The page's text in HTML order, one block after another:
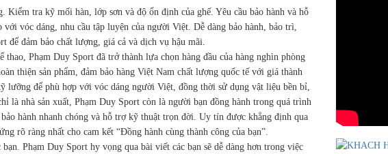
Kiểm tra kỹ mối hàn, lớp sơn và độ ổn định của ghế. Yêu cầu bảo hành và hỗ
vóc dáng, nhu cầu tập luyện của người Việt. Dễ dàng bảo hành, bảo trì,
để đảm bảo chất lượng, giá cả và dịch vụ hậu mãi.
Phạm Duy Sport đã trở thành lựa chọn hàng đầu của hàng nghìn phòng
thiện sản phẩm, đảm bảo hàng Việt Nam chất lượng quốc tế với giá thành
lưỡng để phù hợp với vóc dáng người Việt, đồng thời sử dụng vật liệu bền bỉ,
là nhà sản xuất, Phạm Duy Sport còn là người bạn đồng hành trong quá trình
hành nhanh chóng và hỗ trợ kỹ thuật trọn đời. Uy tín được khẳng định qua
rõ ràng nhất cho cam kết “Đồng hành cùng thành công của bạn”.
Phạm Duy Sport hy vọng qua bài viết các bạn sẽ dễ dàng hơn trong việc